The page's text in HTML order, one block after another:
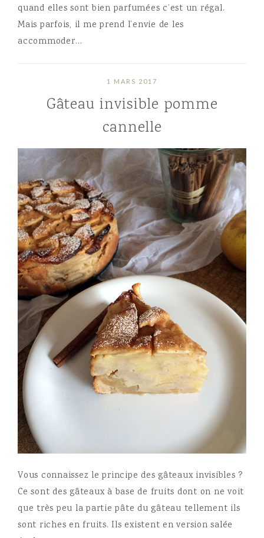
quand elles sont bien parfumées c’est un régal.
Mais parfois, il me prend l’envie de les
accommoder…
1 MARS 2017
Gâteau invisible pomme
cannelle
Vous connaissez le principe des gâteaux invisibles ?
Ce sont des gâteaux à base de fruits dont on ne voit
que très peu la partie pâte du gâteau tellement ils
sont riches en fruits. Ils existent en version salée